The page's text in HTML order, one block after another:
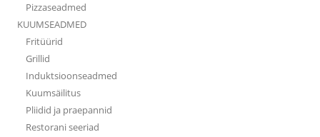
Pizzaseadmed
KUUMSEADMED
Fritüürid
Grillid
Induktsioonseadmed
Kuumsäilitus
Pliidid ja praepannid
Restorani seeriad